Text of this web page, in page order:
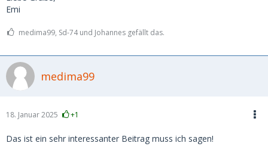
Emi
medima99, Sd-74 und Johannes gefällt das.
medima99
18. Januar 2025 +1
Das ist ein sehr interessanter Beitrag muss ich sagen!